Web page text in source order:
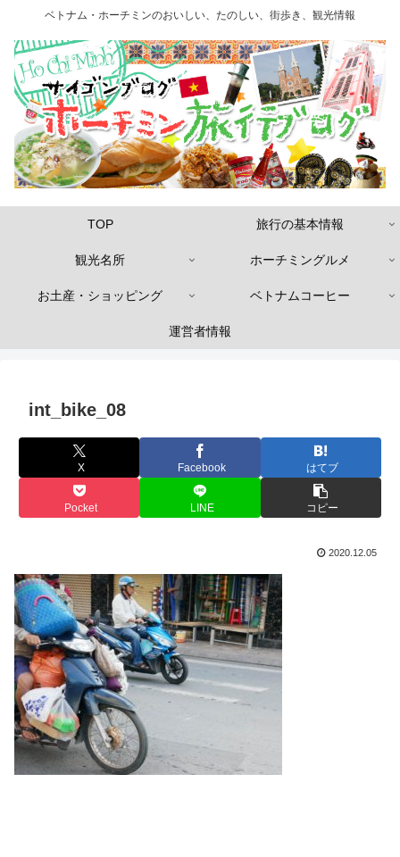
ベトナム・ホーチミンのおいしい、たのしい、街歩き、観光情報
TOP 旅行の基本情報
観光名所 ホーチミングルメ
お土産・ショッピング ベトナムコーヒー
運営者情報
int_bike_08
X Facebook はてブ
Pocket LINE コピー
2020.12.05